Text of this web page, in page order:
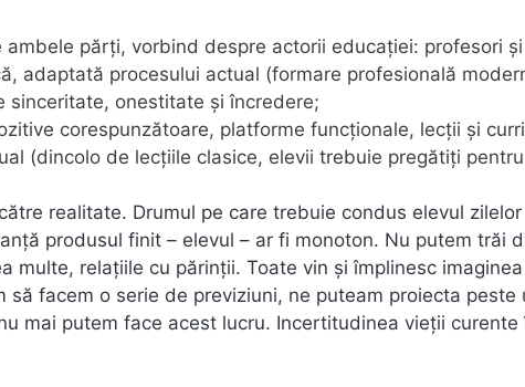
părți, vorbind despre actorii educației: profesori
adaptată procesului actual (formare profesională
sinceritate, onestitate și încredere;
corespunzătoare, platforme funcționale, lecții și
(dincolo de lecțiile clasice, elevii trebuie pregătiți
realitate. Drumul pe care trebuie condus elevul
produsul finit – elevul – ar fi monoton. Nu putem trăi
multe, relațiile cu părinții. Toate vin și împlinesc
să facem o serie de previziuni, ne puteam proiecta peste
mai putem face acest lucru. Incertitudinea vieții curente